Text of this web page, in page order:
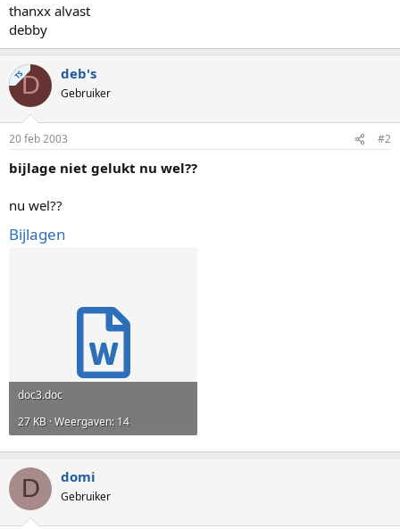
thanxx alvast
debby
TSD deb's
Gebruiker
20 feb 2003 #2
bijlage niet gelukt nu wel??
nu wel??
Bijlagen
doc3.doc
27 KB · Weergaven: 14
D domi
Gebruiker